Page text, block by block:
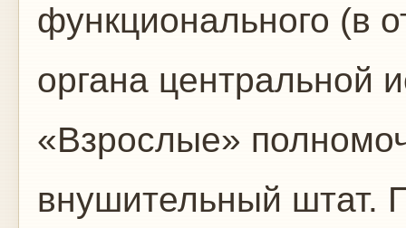
функционального (в
органа центральной
«Взрослые»
внушительный штат.